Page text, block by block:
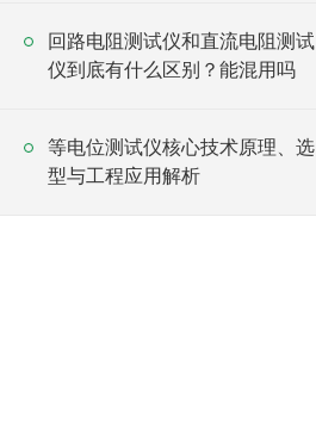
回路电阻测试仪和直流电阻测试
仪到底有什么区别？能混用吗
等电位测试仪核心技术原理、选
型与工程应用解析